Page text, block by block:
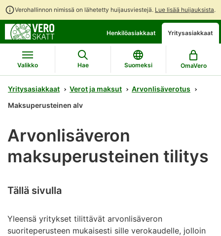
Verohallinnon nimissä on lähetetty huijausviestejä. Lue lisää huijauksista.
suoraan
sisältöön
koko
sivuston
hakuun
chattibotin
keskustelu
Henkilöasiakkaat Yritysasiakkaat
Valikko Hae Suomeksi OmaVero
Yritysasiakkaat Verot ja maksut
Arvonlisäverotus
Maksuperusteinen alv
Arvonlisäveron
maksuperusteinen tilitys
Tällä sivulla
Yleensä yritykset tilittävät arvonlisäveron
suoriteperusteen mukaisesti sille verokaudelle, jolloin